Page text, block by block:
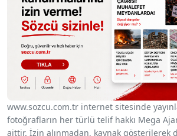
www.sozcu.com.tr internet sitesinde
fotoğrafların her türlü telif hakkı Mega
aittir. İzin alınmadan, kaynak gösterilerek